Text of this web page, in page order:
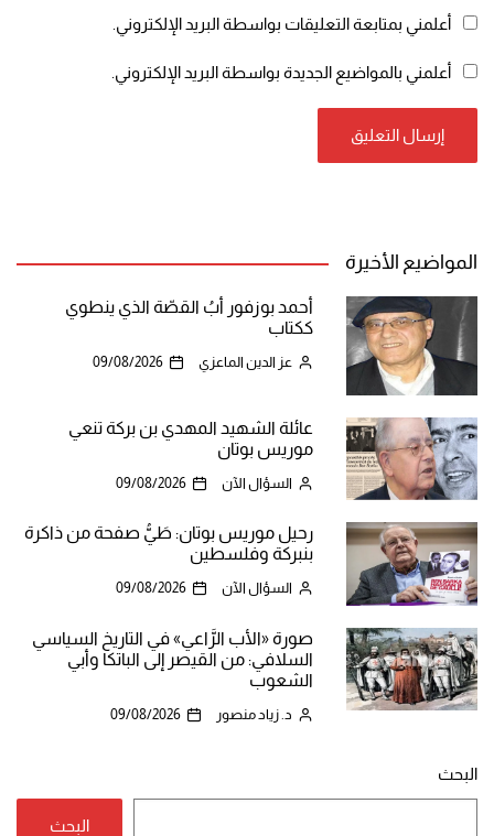
أعلمني بمتابعة التعليقات بواسطة البريد الإلكتروني.
أعلمني بالمواضيع الجديدة بواسطة البريد الإلكتروني.
المواضيع الأخيرة
أحمد بوزفور أبُ القصّة الذي ينطوي
ككتاب
عز الدين الماعزي 09/08/2026
عائلة الشهيد المهدي بن بركة تنعي
موريس بوتان
السؤال الآن 09/08/2026
رحيل موريس بوتان: طَيُّ صفحة من ذاكرة
بنبركة وفلسطين
السؤال الآن 09/08/2026
صورة «الأب الرَّاعي» في التاريخ السياسي
السلافي: من القيصر إلى الباتكا وأبي
الشعوب
د. زياد منصور 09/08/2026
البحث
البحث